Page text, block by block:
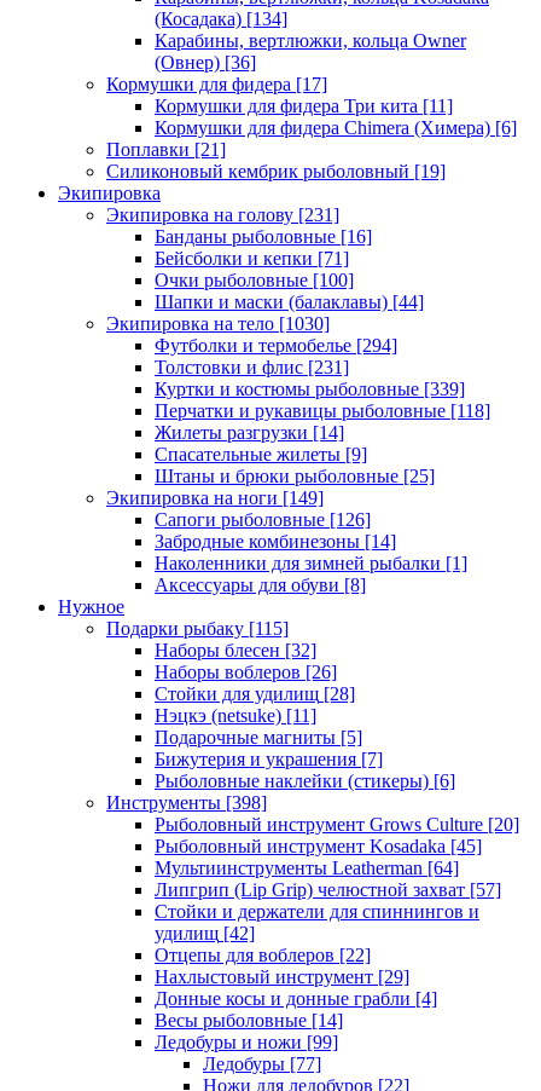
(Косадака) [134]
Карабины, вертлюжки, кольца Owner
(Овнер) [36]
Кормушки для фидера [17]
Кормушки для фидера Три кита [11]
Кормушки для фидера Chimera (Химера) [6]
Поплавки [21]
Силиконовый кембрик рыболовный [19]
Экипировка
Экипировка на голову [231]
Банданы рыболовные [16]
Бейсболки и кепки [71]
Очки рыболовные [100]
Шапки и маски (балаклавы) [44]
Экипировка на тело [1030]
Футболки и термобелье [294]
Толстовки и флис [231]
Куртки и костюмы рыболовные [339]
Перчатки и рукавицы рыболовные [118]
Жилеты разгрузки [14]
Спасательные жилеты [9]
Штаны и брюки рыболовные [25]
Экипировка на ноги [149]
Сапоги рыболовные [126]
Забродные комбинезоны [14]
Наколенники для зимней рыбалки [1]
Аксессуары для обуви [8]
Нужное
Подарки рыбаку [115]
Наборы блесен [32]
Наборы воблеров [26]
Стойки для удилищ [28]
Нэцкэ (netsuke) [11]
Подарочные магниты [5]
Бижутерия и украшения [7]
Рыболовные наклейки (стикеры) [6]
Инструменты [398]
Рыболовный инструмент Grows Culture [20]
Рыболовный инструмент Kosadaka [45]
Мультиинструменты Leatherman [64]
Липгрип (Lip Grip) челюстной захват [57]
Стойки и держатели для спиннингов и
удилищ [42]
Отцепы для воблеров [22]
Нахлыстовый инструмент [29]
Донные косы и донные грабли [4]
Весы рыболовные [14]
Ледобуры и ножи [99]
Ледобуры [77]
Ножи для ледобуров [22]